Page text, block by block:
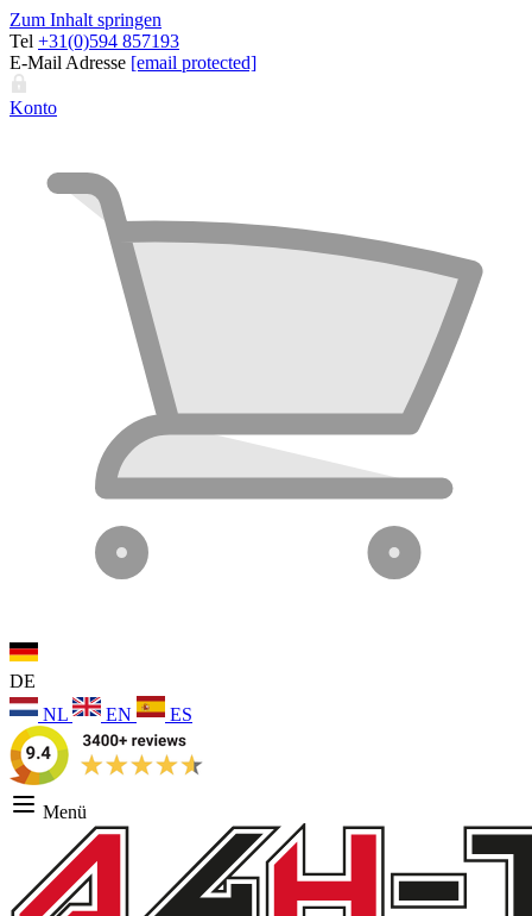
Zum Inhalt springen
Tel +31(0)594 857193
E-Mail Adresse [email protected]
Konto
DE
NL
EN ES
Menü